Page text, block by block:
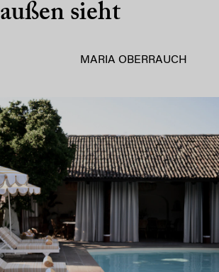
außen sieht
MARIA OBERRAUCH